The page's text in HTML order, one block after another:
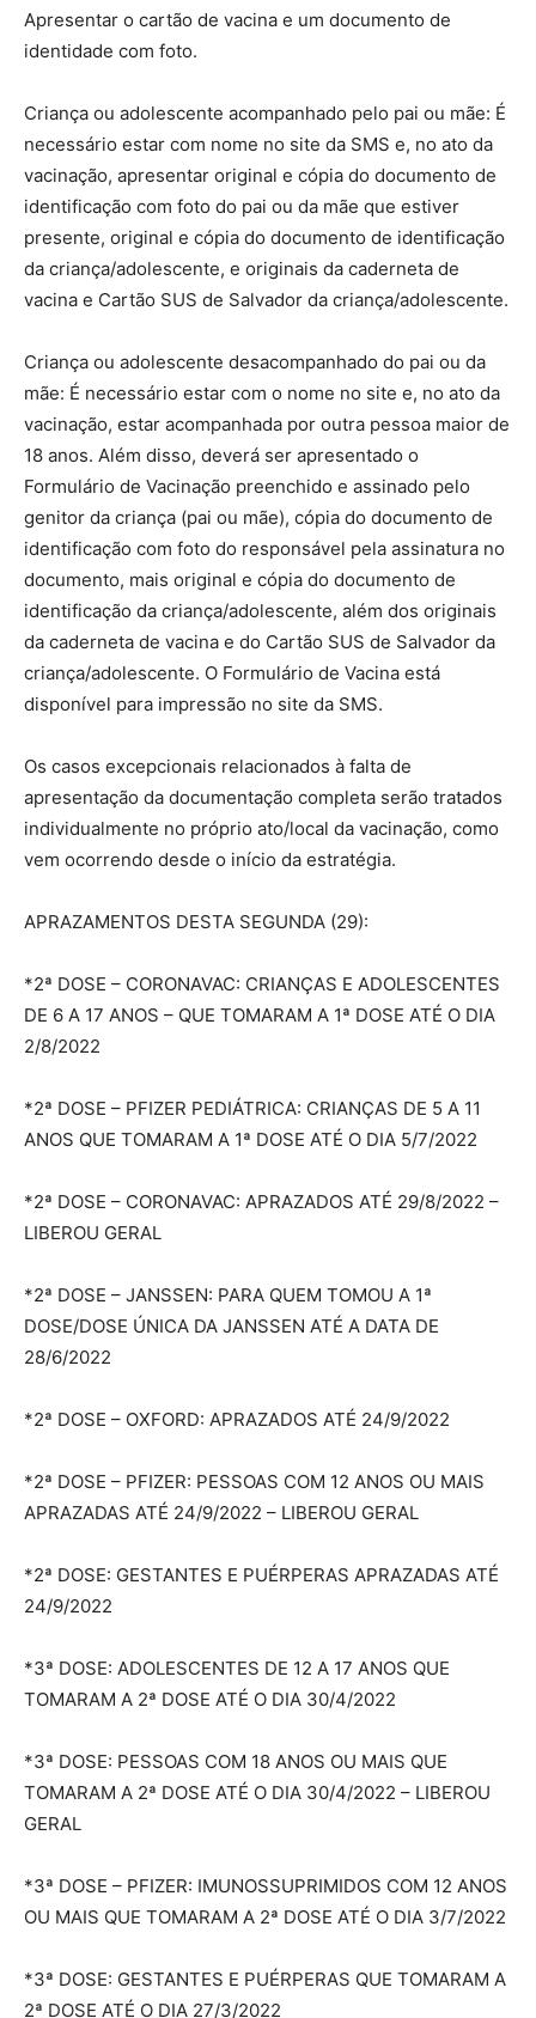
Apresentar o cartão de vacina e um documento de
identidade com foto.
Criança ou adolescente acompanhado pelo pai ou mãe: É
necessário estar com nome no site da SMS e, no ato da
vacinação, apresentar original e cópia do documento de
identificação com foto do pai ou da mãe que estiver
presente, original e cópia do documento de identificação
da criança/adolescente, e originais da caderneta de
vacina e Cartão SUS de Salvador da criança/adolescente.
Criança ou adolescente desacompanhado do pai ou da
mãe: É necessário estar com o nome no site e, no ato da
vacinação, estar acompanhada por outra pessoa maior de
18 anos. Além disso, deverá ser apresentado o
Formulário de Vacinação preenchido e assinado pelo
genitor da criança (pai ou mãe), cópia do documento de
identificação com foto do responsável pela assinatura no
documento, mais original e cópia do documento de
identificação da criança/adolescente, além dos originais
da caderneta de vacina e do Cartão SUS de Salvador da
criança/adolescente. O Formulário de Vacina está
disponível para impressão no site da SMS.
Os casos excepcionais relacionados à falta de
apresentação da documentação completa serão tratados
individualmente no próprio ato/local da vacinação, como
vem ocorrendo desde o início da estratégia.
APRAZAMENTOS DESTA SEGUNDA (29):
*2ª DOSE – CORONAVAC: CRIANÇAS E ADOLESCENTES
DE 6 A 17 ANOS – QUE TOMARAM A 1ª DOSE ATÉ O DIA
2/8/2022
*2ª DOSE – PFIZER PEDIÁTRICA: CRIANÇAS DE 5 A 11
ANOS QUE TOMARAM A 1ª DOSE ATÉ O DIA 5/7/2022
*2ª DOSE – CORONAVAC: APRAZADOS ATÉ 29/8/2022 –
LIBEROU GERAL
*2ª DOSE – JANSSEN: PARA QUEM TOMOU A 1ª
DOSE/DOSE ÚNICA DA JANSSEN ATÉ A DATA DE
28/6/2022
*2ª DOSE – OXFORD: APRAZADOS ATÉ 24/9/2022
*2ª DOSE – PFIZER: PESSOAS COM 12 ANOS OU MAIS
APRAZADAS ATÉ 24/9/2022 – LIBEROU GERAL
*2ª DOSE: GESTANTES E PUÉRPERAS APRAZADAS ATÉ
24/9/2022
*3ª DOSE: ADOLESCENTES DE 12 A 17 ANOS QUE
TOMARAM A 2ª DOSE ATÉ O DIA 30/4/2022
*3ª DOSE: PESSOAS COM 18 ANOS OU MAIS QUE
TOMARAM A 2ª DOSE ATÉ O DIA 30/4/2022 – LIBEROU
GERAL
*3ª DOSE – PFIZER: IMUNOSSUPRIMIDOS COM 12 ANOS
OU MAIS QUE TOMARAM A 2ª DOSE ATÉ O DIA 3/7/2022
*3ª DOSE: GESTANTES E PUÉRPERAS QUE TOMARAM A
2ª DOSE ATÉ O DIA 27/3/2022